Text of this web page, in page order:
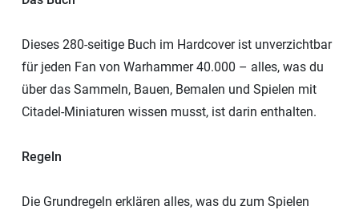
Dieses 280-seitige Buch im Hardcover ist unverzichtbar
für jeden Fan von Warhammer 40.000 – alles, was du
über das Sammeln, Bauen, Bemalen und Spielen mit
Citadel-Miniaturen wissen musst, ist darin enthalten.
Regeln
Die Grundregeln erklären alles, was du zum Spielen